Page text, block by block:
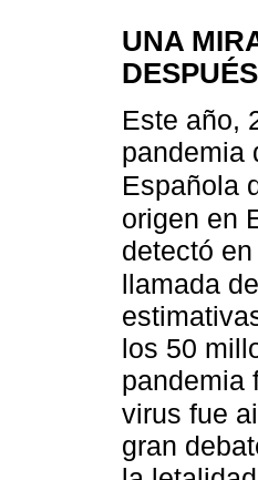
UNA
DESPUÉS
Este año,
pandemia
Española
origen en
detectó
llamada
los 50
pandemia
virus fue
gran